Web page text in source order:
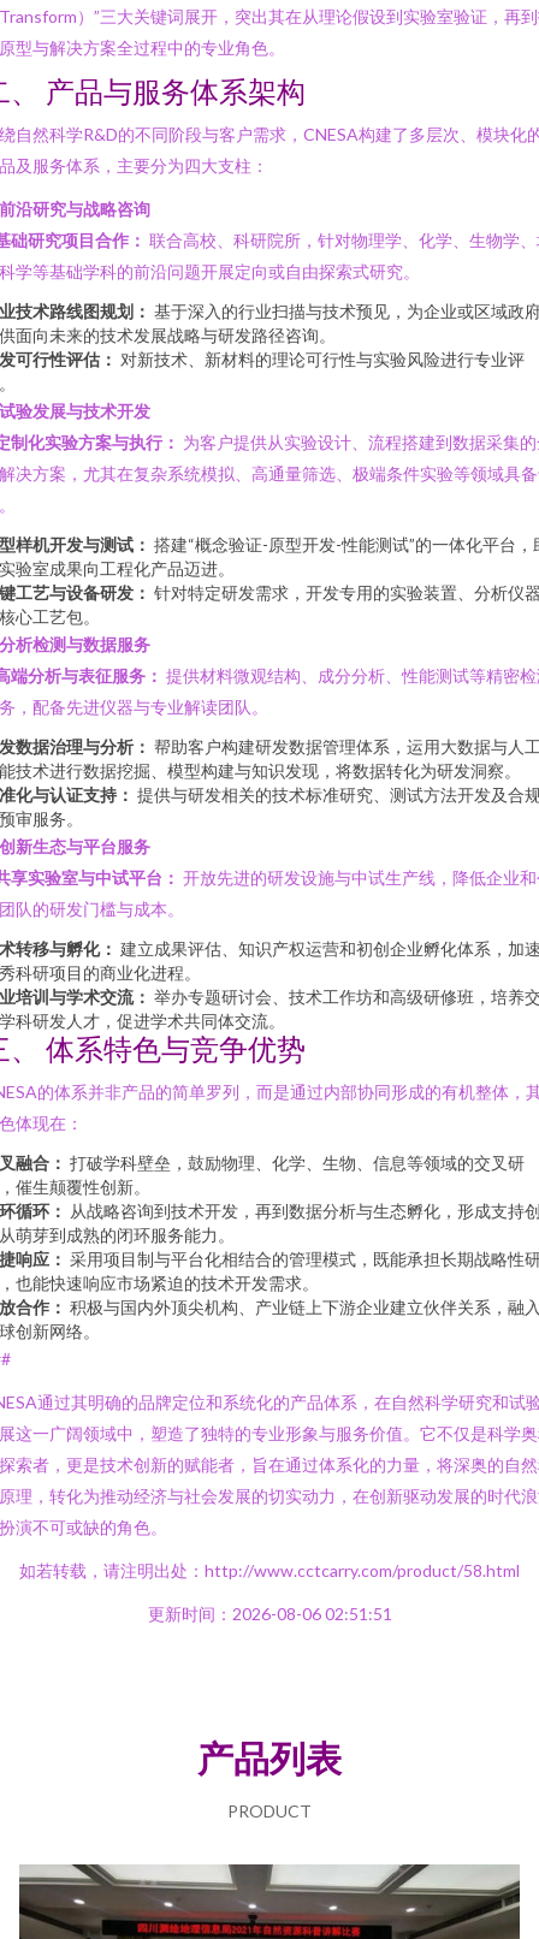
）”三大关键词展开，突出其在从理论假设到实验室验证，再
型与解决方案全过程中的专业角色。
、 产品与服务体系架构
自然科学R&D的不同阶段与客户需求，CNESA构建了多层次、模块化
及服务体系，主要分为四大支柱：
沿研究与战略咨询
础研究项目合作： 联合高校、科研院所，针对物理学、化学、生物学
学等基础学科的前沿问题开展定向或自由探索式研究。
技术路线图规划： 基于深入的行业扫描与技术预见，为企业或区域政
面向未来的技术发展战略与研发路径咨询。
可行性评估： 对新技术、新材料的理论可行性与实验风险进行专业评
验发展与技术开发
制化实验方案与执行： 为客户提供从实验设计、流程搭建到数据采集
决方案，尤其在复杂系统模拟、高通量筛选、极端条件实验等领域具
样机开发与测试： 搭建“概念验证-原型开发-性能测试”的一体化平台，
验室成果向工程化产品迈进。
工艺与设备研发： 针对特定研发需求，开发专用的实验装置、分析仪
心工艺包。
析检测与数据服务
端分析与表征服务： 提供材料微观结构、成分分析、性能测试等精密
，配备先进仪器与专业解读团队。
数据治理与分析： 帮助客户构建研发数据管理体系，运用大数据与人
技术进行数据挖掘、模型构建与知识发现，将数据转化为研发洞察。
化与认证支持： 提供与研发相关的技术标准研究、测试方法开发及合
审服务。
新生态与平台服务
享实验室与中试平台： 开放先进的研发设施与中试生产线，降低企业
队的研发门槛与成本。
转移与孵化： 建立成果评估、知识产权运营和初创企业孵化体系，加
科研项目的商业化进程。
培训与学术交流： 举办专题研讨会、技术工作坊和高级研修班，培养
科研发人才，促进学术共同体交流。
、 体系特色与竞争优势
的体系并非产品的简单罗列，而是通过内部协同形成的有机整体，
体现在：
融合： 打破学科壁垒，鼓励物理、化学、生物、信息等领域的交叉研
催生颠覆性创新。
循环： 从战略咨询到技术开发，再到数据分析与生态孵化，形成支持
萌芽到成熟的闭环服务能力。
响应： 采用项目制与平台化相结合的管理模式，既能承担长期战略性
也能快速响应市场紧迫的技术开发需求。
合作： 积极与国内外顶尖机构、产业链上下游企业建立伙伴关系，融
创新网络。
通过其明确的品牌定位和系统化的产品体系，在自然科学研究和试
这一广阔领域中，塑造了独特的专业形象与服务价值。它不仅是科学
索者，更是技术创新的赋能者，旨在通过体系化的力量，将深奥的自
理，转化为推动经济与社会发展的切实动力，在创新驱动发展的时代
演不可或缺的角色。
如若转载，请注明出处：http://www.cctcarry.com/product/58.html
更新时间：2026-08-06 02:51:51
产品列表
PRODUCT